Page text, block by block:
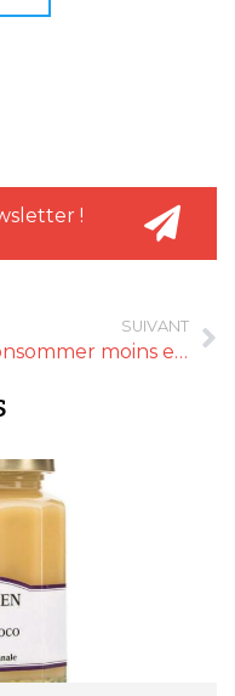
!
SUIVANT
Consommer moins et mieux